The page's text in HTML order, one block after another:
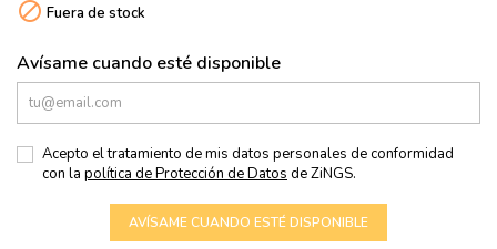
 Fuera de stock
Avísame cuando esté disponible
Acepto el tratamiento de mis datos personales de conformidad
con la política de Protección de Datos de ZiNGS.
AVÍSAME CUANDO ESTÉ DISPONIBLE